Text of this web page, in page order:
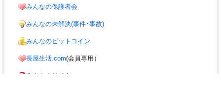
みんなの保護者会
みんなの未解決(事件･事故)
みんなのビットコイン
長屋生活.com(会員専用）
みんなのサイト